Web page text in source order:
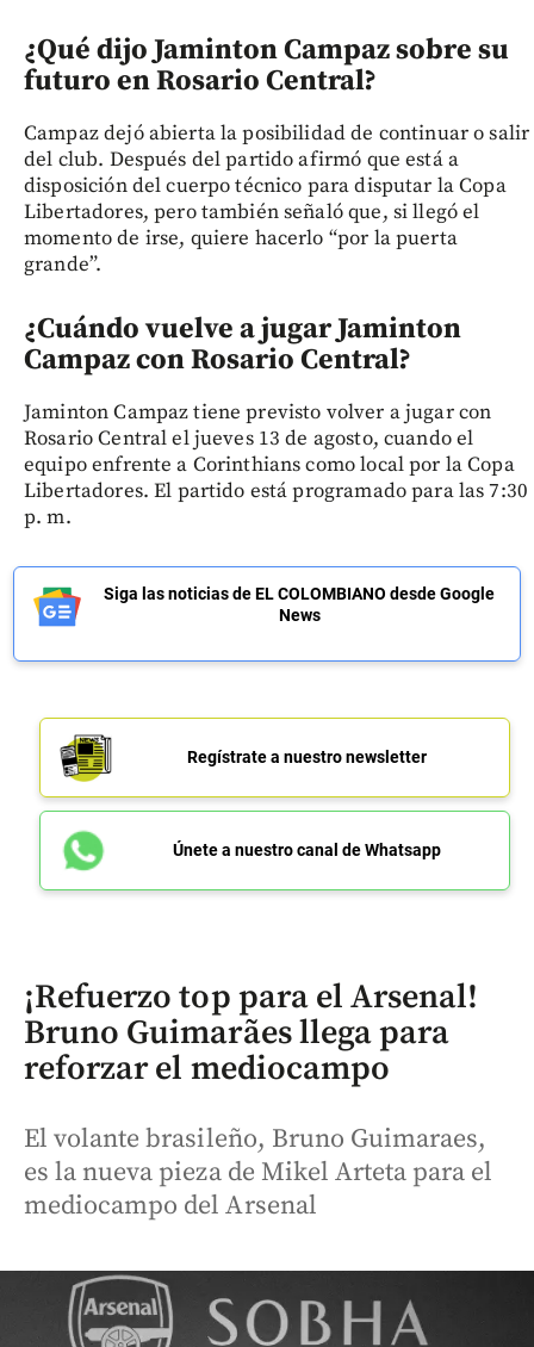
¿Qué dijo Jaminton Campaz sobre su
futuro en Rosario Central?
Campaz dejó abierta la posibilidad de continuar o salir
del club. Después del partido afirmó que está a
disposición del cuerpo técnico para disputar la Copa
Libertadores, pero también señaló que, si llegó el
momento de irse, quiere hacerlo “por la puerta
grande”.
¿Cuándo vuelve a jugar Jaminton
Campaz con Rosario Central?
Jaminton Campaz tiene previsto volver a jugar con
Rosario Central el jueves 13 de agosto, cuando el
equipo enfrente a Corinthians como local por la Copa
Libertadores. El partido está programado para las 7:30
p. m.
Siga las noticias de EL COLOMBIANO desde Google
News
Regístrate a nuestro newsletter
Únete a nuestro canal de Whatsapp
¡Refuerzo top para el Arsenal!
Bruno Guimarães llega para
reforzar el mediocampo
El volante brasileño, Bruno Guimaraes,
es la nueva pieza de Mikel Arteta para el
mediocampo del Arsenal